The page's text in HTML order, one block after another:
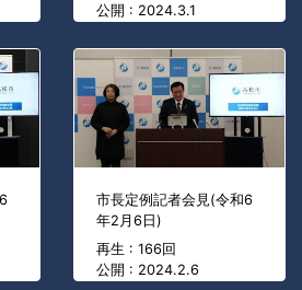
公開 : 2024.3.1
市長定例記者会見(令和6
年2月6日)
再生 : 166回
公開 : 2024.2.6